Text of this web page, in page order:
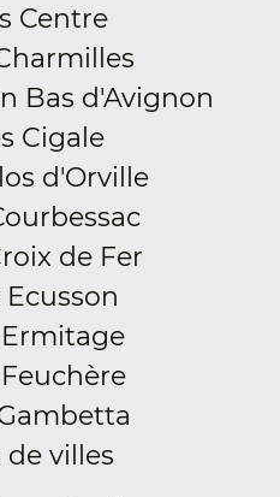
Centre
Bas d'Avignon
Cigale
d'Orville
de Fer
de villes